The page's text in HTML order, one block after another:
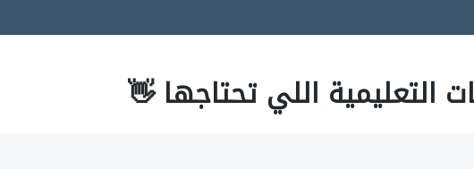
التعليمية اللي تحتاجها 👋